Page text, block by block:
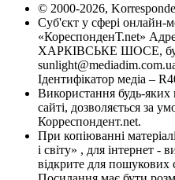
© 2000-2026,
Суб'єкт у сфері онлайн-
«КореспонденТ.net»
ХАРКІВСЬКЕ ШОСЕ,
Ідентифікатор медіа –
Використання будь-яких
сайті, дозволяється за
Корреспондент.net.
При копіюванні
і світу» , для інтернет -
відкрите для пошукових